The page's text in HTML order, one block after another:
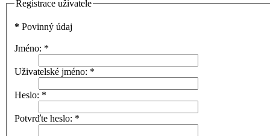
Registrace uživatele
* Povinný údaj
Jméno: *
Uživatelské jméno: *
Heslo: *
Potvrďte heslo: *